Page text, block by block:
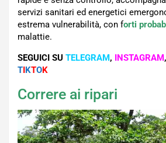
servizi sanitari ed energetici
estrema vulnerabilità, con forti
malattie.
SEGUICI SU TELEGRAM, INSTAGRAM,
TIKTOK
Correre ai ripari